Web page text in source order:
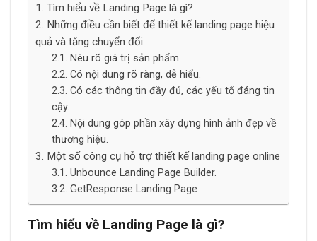
Tìm hiểu về Landing Page là gì?
Những điều cần biết để thiết kế landing page hiệu
quả và tăng chuyển đổi
Nêu rõ giá trị sản phẩm.
Có nội dung rõ ràng, dễ hiểu.
Có các thông tin đầy đủ, các yếu tố đáng tin
cậy.
Nội dung góp phần xây dựng hình ảnh đẹp về
thương hiệu.
Một số công cụ hỗ trợ thiết kế landing page online
Unbounce Landing Page Builder.
GetResponse Landing Page
Tìm hiểu về Landing Page là gì?